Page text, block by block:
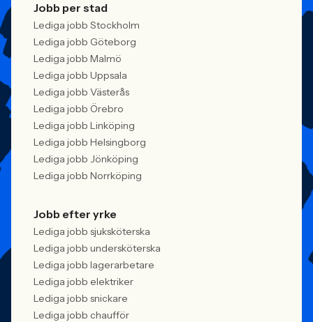
Jobb per stad
Lediga jobb Stockholm
Lediga jobb Göteborg
Lediga jobb Malmö
Lediga jobb Uppsala
Lediga jobb Västerås
Lediga jobb Örebro
Lediga jobb Linköping
Lediga jobb Helsingborg
Lediga jobb Jönköping
Lediga jobb Norrköping
Jobb efter yrke
Lediga jobb sjuksköterska
Lediga jobb undersköterska
Lediga jobb lagerarbetare
Lediga jobb elektriker
Lediga jobb snickare
Lediga jobb chaufför